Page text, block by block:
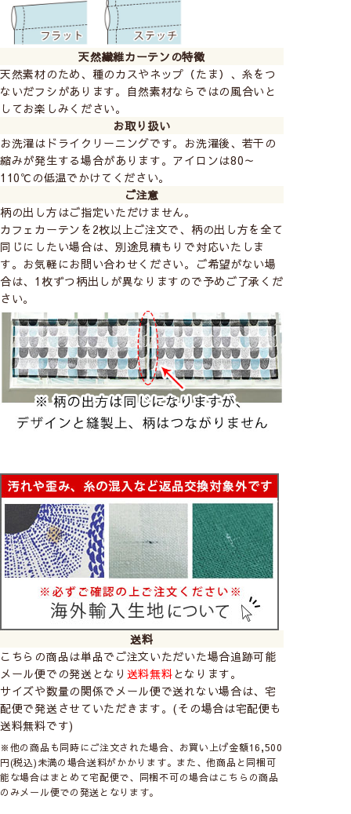
天然繊維カーテンの特徴
天然素材のため、種のカスやネップ（たま）、糸をつ
ないだフシがあります。自然素材ならではの風合いと
してお楽しみください。
お取り扱い
お洗濯はドライクリーニングです。お洗濯後、若干の
縮みが発生する場合があります。アイロンは80～
110℃の低温でかけてください。
ご注意
柄の出し方はご指定いただけません。
カフェカーテンを2枚以上ご注文で、柄の出し方を全て
同じにしたい場合は、別途見積もりで対応いたしま
す。お気軽にお問い合わせください。ご希望がない場
合は、1枚ずつ柄出しが異なりますので予めご了承くだ
さい。
送料
こちらの商品は単品でご注文いただいた場合追跡可能
メール便での発送となり 送料無料となります。
サイズや数量の関係でメール便で送れない場合は、宅
配便で発送させていただきます。(その場合は宅配便も
送料無料です)
※他の商品も同時にご注文された場合、お買い上げ金額16,500
円(税込)未満の場合送料がかかります。また、他商品と同梱可
能な場合はまとめて宅配便で、同梱不可の場合はこちらの商品
のみメール便での発送となります。